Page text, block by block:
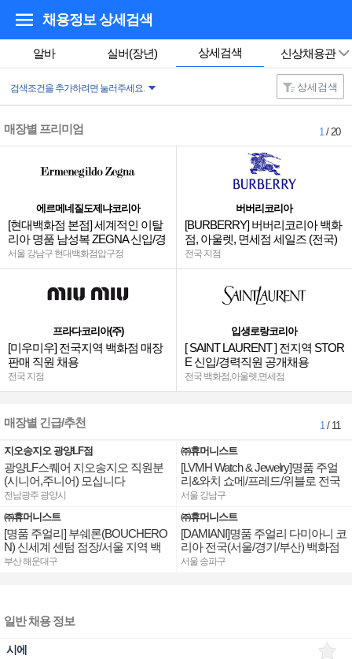
채용정보 상세검색
알바 실버(장년) 상세검색 신상채용관
검색조건을 추가하려면 눌러주세요. 상세검색
매장별 프리미엄 1/ 20
에르메네질도제냐코리아
[현대백화점 본점] 세계적인 이탈
리아 명품 남성복 ZEGNA 신입/경
력
서울 강남구 현대백화점압구정
프라다코리아(주)
[미우미우] 전국지역 백화점 매장
판매 직원 채용
전국 지점
버버리코리아
[BURBERRY] 버버리코리아 백화
점, 아울렛, 면세점 세일즈 (전국)
전국 지점
입생로랑코리아
[ SAINT LAURENT ] 전지역 STOR
E 신입/경력직원 공개채용
전국 백화점,아울렛,면세점
매장별 긴급/추천 1/ 11
지오송지오 광양LF점
광양LF스퀘어 지오송지오 직원분
(시니어,주니어) 모십니다
전남광주 광양시
㈜휴머니스트
[명품 주얼리] 부쉐론(BOUCHERO
N) 신세계 센텀 점장/서울 지역 백
화점 판매사원 채용
부산 해운대구
㈜휴머니스트
[LVMH Watch & Jewelry]명품 주얼
리&와치 쇼메/프레드/위블로 전국
점장/부점장/판매사원 채용
서울 강남구
㈜휴머니스트
[DAMIANI]명품 주얼리 다미아니 코
리아 전국(서울/경기/부산) 백화점
부점장/판매사원 채용
서울 송파구
일반 채용 정보
시에